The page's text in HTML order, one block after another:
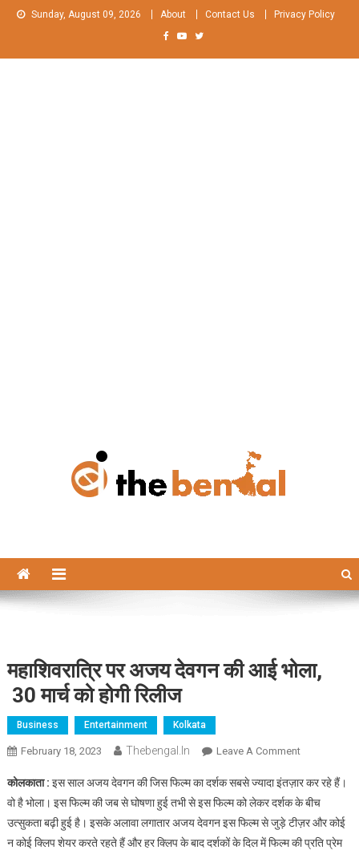
Skip
Sunday, August 09, 2026 About Contact Us Privacy Policy
महाशिवरात्रि पर अजय देवगन की आई भोला,
30 मार्च को होगी रिलीज
Business Entertainment Kolkata
February 18, 2023 Thebengal.in Leave A CommentOn
पर
अजय
देवगन
की
कोलकाता : इस साल अजय देवगन की जिस फिल्म का दर्शक सबसे ज्यादा इंतज़ार कर रहे हैं।
वो है भोला। इस फिल्म की जब से घोषणा हुई तभी से इस फिल्म को लेकर दर्शक के बीच
उत्सुकता बढ़ी हुई है। इसके अलावा लगातार अजय देवगन इस फिल्म से जुड़े टीज़र और कोई
न कोई क्लिप शेयर करते रहते हैं और हर क्लिप के बाद दर्शकों के दिल में फिल्म की प्रति प्रेम